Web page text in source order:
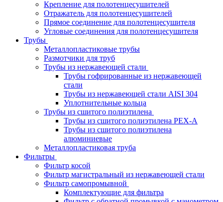
Крепление для полотенцесушителей
Отражатель для полотенцесушителей
Прямое соединение для полотенцесушителя
Угловые соединения для полотенцесушителя
Трубы
Металлопластиковые трубы
Размотчики для труб
Трубы из нержавеющей стали
Трубы гофрированные из нержавеющей
стали
Трубы из нержавеющей стали AISI 304
Уплотнительные кольца
Трубы из сшитого полиэтилена
Трубы из сшитого полиэтилена PEX-A
Трубы из сшитого полиэтилена
алюминиевые
Металлопластиковая труба
Фильтры
Фильтр косой
Фильтр магистральный из нержавеющей стали
Фильтр самопромывной
Комплектующие для фильтра